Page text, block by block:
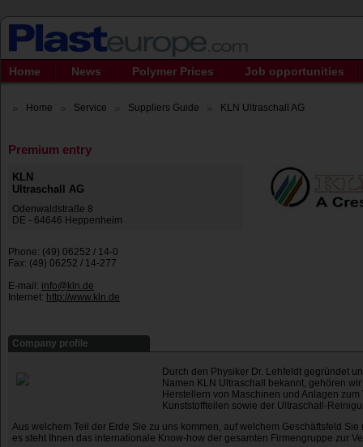
Home News Polymer Prices Job opportunities
Home Service Suppliers Guide KLN Ultraschall AG
Premium entry
KLN
Ultraschall AG
Odenwaldstraße 8
DE - 64646 Heppenheim
Phone: (49) 06252 / 14-0
Fax: (49) 06252 / 14-277
E-mail: info@kln.de
Internet: http://www.kln.de
Company profile
Durch den Physiker Dr. Lehfeldt gegründet
Namen KLN Ultraschall bekannt, gehören
Herstellern von Maschinen und Anlagen
Kunststoffteilen sowie der Ultraschall-
Aus welchem Teil der Erde Sie zu uns kommen, auf welchem Geschäftsfeld
es steht Ihnen das internationale Know-how der gesamten Firmengruppe zur